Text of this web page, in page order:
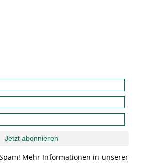
Mehr Informationen in unserer